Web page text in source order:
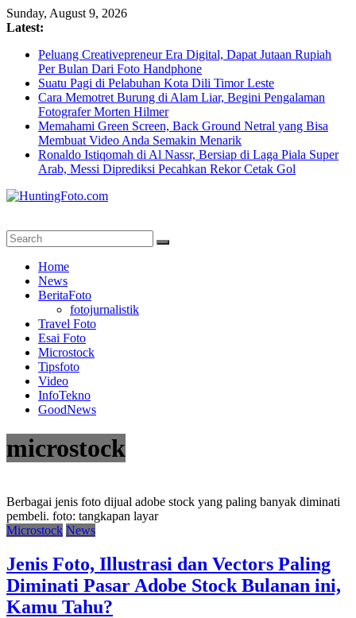
Skip
to
Sunday, August 9, 2026
Latest:
Peluang Creativepreneur Era Digital, Dapat Jutaan Rupiah
Per Bulan Dari Foto Handphone
Suatu Pagi di Pelabuhan Kota Dili Timor Leste
Cara Memotret Burung di Alam Liar, Begini Pengalaman
Fotografer Morten Hilmer
Memahami Green Screen, Back Ground Netral yang Bisa
Membuat Video Anda Semakin Menarik
Ronaldo Istiqomah di Al Nassr, Bersiap di Laga Piala Super
Arab, Messi Diprediksi Pecahkan Rekor Cetak Gol
Berita
Fotografi
Terpercaya
Home
News
BeritaFoto
fotojurnalistik
Travel Foto
Esai Foto
Microstock
Tipsfoto
Video
InfoTekno
GoodNews
microstock
Berbagai jenis foto dijual adobe stock yang paling banyak diminati
pembeli. foto: tangkapan layar
Microstock News
Jenis Foto, Illustrasi dan Vectors Paling
Diminati Pasar Adobe Stock Bulanan ini,
Kamu Tahu?